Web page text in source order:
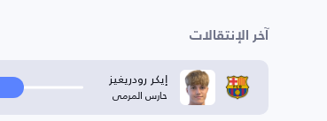
آخر الإنتقالات
إيكر رودريغيز
حارس المرمى